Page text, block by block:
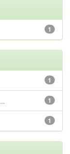
1
1
1
1